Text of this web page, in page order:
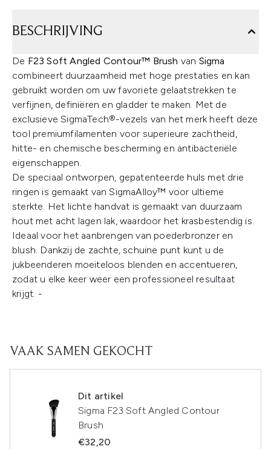
BESCHRIJVING
De F23 Soft Angled Contour™ Brush van Sigma
combineert duurzaamheid met hoge prestaties en kan
gebruikt worden om uw favoriete gelaatstrekken te
verfijnen, definiëren en gladder te maken. Met de
exclusieve SigmaTech®-vezels van het merk heeft deze
tool premiumfilamenten voor superieure zachtheid,
hitte- en chemische bescherming en antibacteriële
eigenschappen.
De speciaal ontworpen, gepatenteerde huls met drie
ringen is gemaakt van SigmaAlloy™ voor ultieme
sterkte. Het lichte handvat is gemaakt van duurzaam
hout met acht lagen lak, waardoor het krasbestendig is.
Ideaal voor het aanbrengen van poederbronzer en
blush. Dankzij de zachte, schuine punt kunt u de
jukbeenderen moeiteloos blenden en accentueren,
zodat u elke keer weer een professioneel resultaat
krijgt. -
VAAK SAMEN GEKOCHT
Dit artikel
Sigma F23 Soft Angled Contour
Brush
€32,20